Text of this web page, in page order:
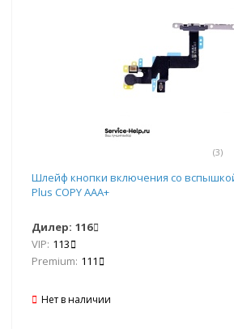
(3)
Шлейф кнопки включения со
Plus COPY AAA+
Дилер: 116
VIP: 113
Premium: 111
Нет в наличии